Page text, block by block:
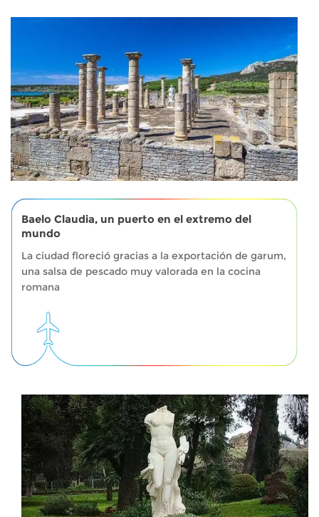
Baelo Claudia, un puerto en el extremo del
mundo
La ciudad floreció gracias a la exportación de garum,
una salsa de pescado muy valorada en la cocina
romana